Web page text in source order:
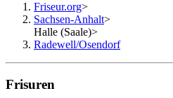
Friseur.org>
Sachsen-Anhalt>
Halle (Saale)>
Radewell/Osendorf
Frisuren